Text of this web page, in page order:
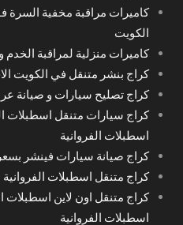
كاميرات مراقبة مخفية السرة
الكويت
كاميرات منزلية لمراقبة الخدم
كراج بنشر متنقل في الكويت
كراج تصليح سيارات و صيانة
كراج سيارات متنقل اسطبلات
اسطبلات الفروانية
كراج صيانة سيارات فينشر
كراج متنقل اسطبلات
كراج متنقل اون لاين اسطبلات
اسطبلات الفروانية